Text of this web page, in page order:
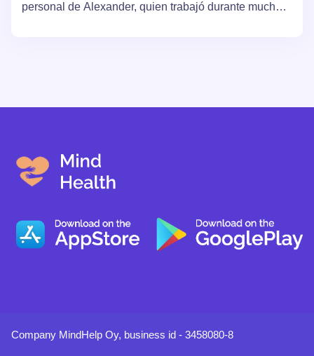
personal de Alexander, quien trabajó durante muchos
en los momentos difíciles.
Company MindHelp Oy, business id - 3458080-8